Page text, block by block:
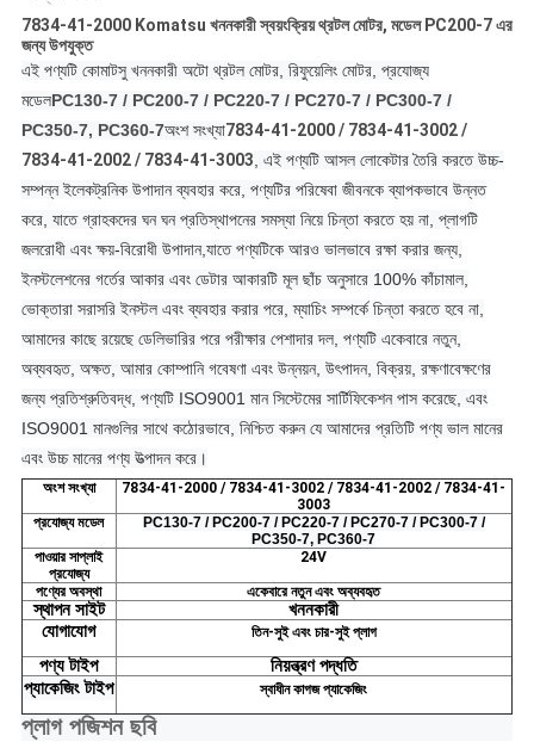
7834-41-2000 Komatsu খননকারী স্বয়ংক্রিয় থ্রটল মোটর, মডেল PC200-7 এর
জন্য উপযুক্ত
এই পণ্যটি কোমাটসু খননকারী অটো থ্রটল মোটর, রিফুয়েলিং মোটর, প্রযোজ্য
মডেলPC130-7 / PC200-7 / PC220-7 / PC270-7 / PC300-7 /
PC350-7, PC360-7অংশ সংখ্যা7834-41-2000 / 7834-41-3002 /
7834-41-2002 / 7834-41-3003, এই পণ্যটি আসল লোকেটার তৈরি করতে উচ্চ-
সম্পন্ন ইলেকট্রনিক উপাদান ব্যবহার করে, পণ্যটির পরিষেবা জীবনকে ব্যাপকভাবে উন্নত
করে, যাতে গ্রাহকদের ঘন ঘন প্রতিস্থাপনের সমস্যা নিয়ে চিন্তা করতে হয় না, প্লাগটি
জলরোধী এবং ক্ষয়-বিরোধী উপাদান,যাতে পণ্যটিকে আরও ভালভাবে রক্ষা করার জন্য,
ইনস্টলেশনের গর্তের আকার এবং ডেটার আকারটি মূল ছাঁচ অনুসারে 100% কাঁচামাল,
ভোক্তারা সরাসরি ইনস্টল এবং ব্যবহার করার পরে, ম্যাচিং সম্পর্কে চিন্তা করতে হবে না,
আমাদের কাছে রয়েছে ডেলিভারির পরে পরীক্ষার পেশাদার দল, পণ্যটি একেবারে নতুন,
অব্যবহৃত, অক্ষত, আমার কোম্পানি গবেষণা এবং উন্নয়ন, উৎপাদন, বিক্রয়, রক্ষণাবেক্ষণের
জন্য প্রতিশ্রুতিবদ্ধ, পণ্যটি ISO9001 মান সিস্টেমের সার্টিফিকেশন পাস করেছে, এবং
ISO9001 মানগুলির সাথে কঠোরভাবে, নিশ্চিত করুন যে আমাদের প্রতিটি পণ্য ভাল মানের
এবং উচ্চ মানের পণ্য উত্পাদন করে।
অংশ সংখ্যা
7834-41-2000 / 7834-41-3002 / 7834-41-2002 / 7834-41-
3003
প্রযোজ্য মডেল
PC130-7 / PC200-7 / PC220-7 / PC270-7 / PC300-7 /
PC350-7, PC360-7
পাওয়ার সাপ্লাই
প্রযোজ্য
24V
পণ্যের অবস্থা একেবারে নতুন এবং অব্যবহৃত
স্থাপন সাইট
খননকারী
যোগাযোগ
তিন-সুই এবং চার-সুই প্লাগ
পণ্য টাইপ নিয়ন্ত্রণ পদ্ধতি
প্যাকেজিং টাইপ স্বাধীন কাগজ প্যাকেজিং
প্লাগ পজিশন ছবি